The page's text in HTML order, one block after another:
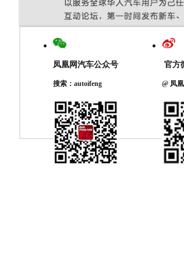
凤凰网汽车公众号
搜索：autoifeng
官方
@ 凤